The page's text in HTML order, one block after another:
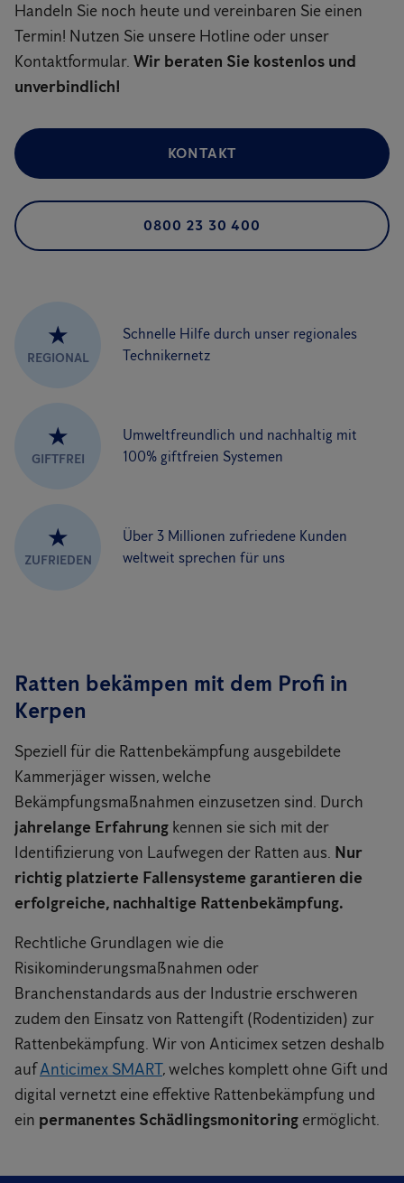
Handeln Sie noch heute und vereinbaren Sie einen
Termin! Nutzen Sie unsere Hotline oder unser
Kontaktformular. Wir beraten Sie kostenlos und
unverbindlich!
KONTAKT
0800 23 30 400
★
REGIONAL
Schnelle Hilfe durch unser regionales
Technikernetz
★
GIFTFREI
Umweltfreundlich und nachhaltig mit
100% giftfreien Systemen
★
ZUFRIEDEN
Über 3 Millionen zufriedene Kunden
weltweit sprechen für uns
Ratten bekämpen mit dem Profi in
Kerpen
Speziell für die Rattenbekämpfung ausgebildete
Kammerjäger wissen, welche
Bekämpfungsmaßnahmen einzusetzen sind. Durch
jahrelange Erfahrung kennen sie sich mit der
Identifizierung von Laufwegen der Ratten aus. Nur
richtig platzierte Fallensysteme garantieren die
erfolgreiche, nachhaltige Rattenbekämpfung.
Rechtliche Grundlagen wie die
Risikominderungsmaßnahmen oder
Branchenstandards aus der Industrie erschweren
zudem den Einsatz von Rattengift (Rodentiziden) zur
Rattenbekämpfung. Wir von Anticimex setzen deshalb
aufAnticimex SMART, welches komplett ohne Gift und
digital vernetzt eine effektive Rattenbekämpfung und
ein permanentes Schädlingsmonitoring ermöglicht.